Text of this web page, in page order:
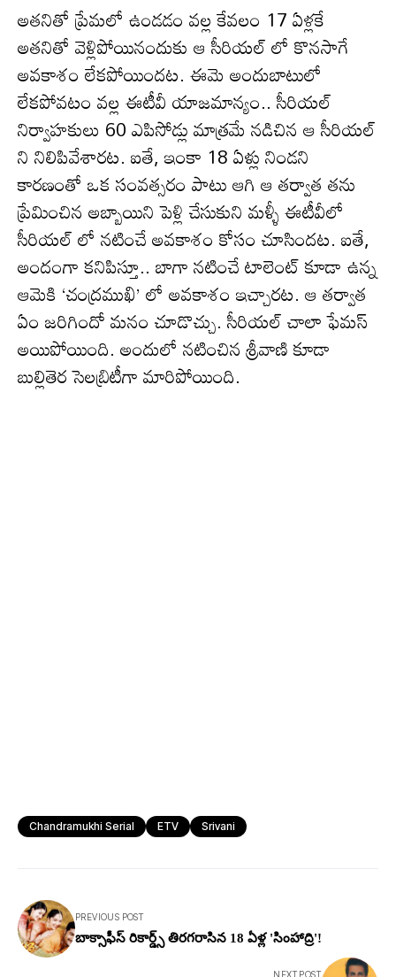
అతనితో ప్రేమలో ఉండడం వల్ల కేవలం 17 ఏళ్లకే
అతనితో వెళ్లిపోయినందుకు ఆ సీరియల్ లో కొనసాగే
అవకాశం లేకపోయిందట. ఈమె అందుబాటులో
లేకపోవటం వల్ల ఈటీవీ యాజమాన్యం.. సీరియల్
నిర్వాహకులు 60 ఎపిసోడ్లు మాత్రమే నడిచిన ఆ సీరియల్
ని నిలిపివేశారట. ఐతే, ఇంకా 18 ఏళ్లు నిండని
కారణంతో ఒక సంవత్సరం పాటు ఆగి ఆ తర్వాత తను
ప్రేమించిన అబ్బాయిని పెళ్లి చేసుకుని మళ్ళీ ఈటీవీలో
సీరియల్ లో నటించే అవకాశం కోసం చూసిందట. ఐతే,
అందంగా కనిపిస్తూ.. బాగా నటించే టాలెంట్ కూడా ఉన్న
ఆమెకి ‘చంద్రముఖి’ లో అవకాశం ఇచ్చారట. ఆ తర్వాత
ఏం జరిగిందో మనం చూడొచ్చు. సీరియల్ చాలా ఫేమస్
అయిపోయింది. అందులో నటించిన శ్రీవాణి కూడా
బుల్లితెర సెలబ్రిటీగా మారిపోయింది.
Chandramukhi Serial ETV Srivani
PREVIOUS POST
బాక్సాఫీస్ రికార్డ్స్ తిరగరాసిన 18 ఏళ్ల 'సింహాద్రి'!
NEXT POST